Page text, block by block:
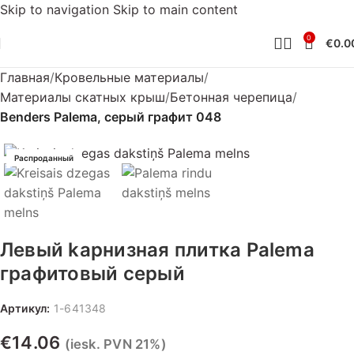
Skip to navigation Skip to main content
0 €
Главная Кровельные материалы
Материалы скатных крыш Бетонная черепица
Benders Palema, серый графит 048
Распроданный
Левый kарнизная плитка Palema
графитовый серый
Артикул: 1-641348
€14.06 (iesk. PVN 21%)